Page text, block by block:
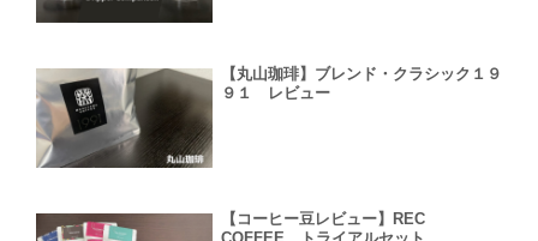
【丸山珈琲】ブレンド・クラシック１９
９１ レビュー
【コーヒー豆レビュー】REC